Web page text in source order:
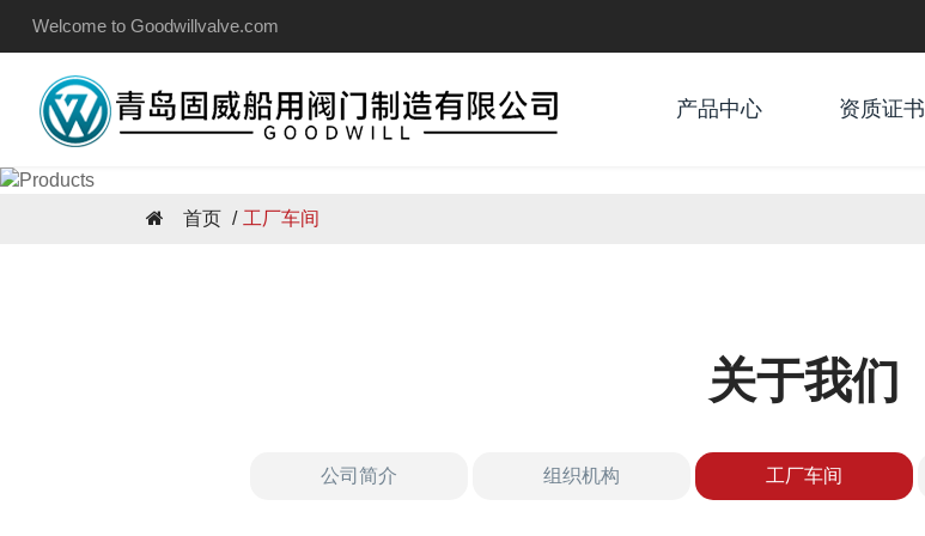
Welcome to Goodwillvalve.com
产品中心 资质证书
首页 工厂车间
关于我们
公司简介 组织机构 工厂车间